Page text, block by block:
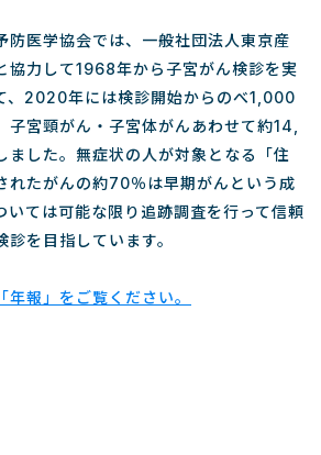
防医学協会では、一般社団法人東京産
協力して1968年から子宮がん検診を実
、2020年には検診開始からのべ1,000
子宮頸がん・子宮体がんあわせて約14,
ました。無症状の人が対象となる「住
れたがんの約70％は早期がんという成
いては可能な限り追跡調査を行って信頼
を目指しています。
報」をご覧ください。